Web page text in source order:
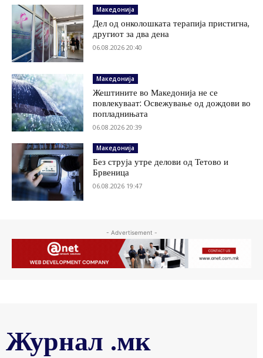
Македонија
Дел од онколошката терапија пристигна,
другиот за два дена
06.08.2026 20:40
Македонија
Жештините во Македонија не се
повлекуваат: Освежување од дождови во
попладнињата
06.08.2026 20:39
Македонија
Без струја утре делови од Тетово и
Брвеница
06.08.2026 19:47
- Advertisement -
Журнал .мк